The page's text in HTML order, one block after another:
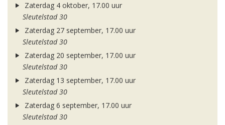
Zaterdag 4 oktober, 17.00 uur
Sleutelstad 30
Zaterdag 27 september, 17.00 uur
Sleutelstad 30
Zaterdag 20 september, 17.00 uur
Sleutelstad 30
Zaterdag 13 september, 17.00 uur
Sleutelstad 30
Zaterdag 6 september, 17.00 uur
Sleutelstad 30